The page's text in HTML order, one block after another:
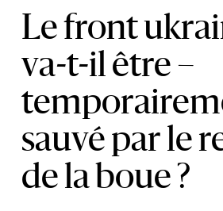
Le front
va-t-il être –
sauvé par le
de la boue ?